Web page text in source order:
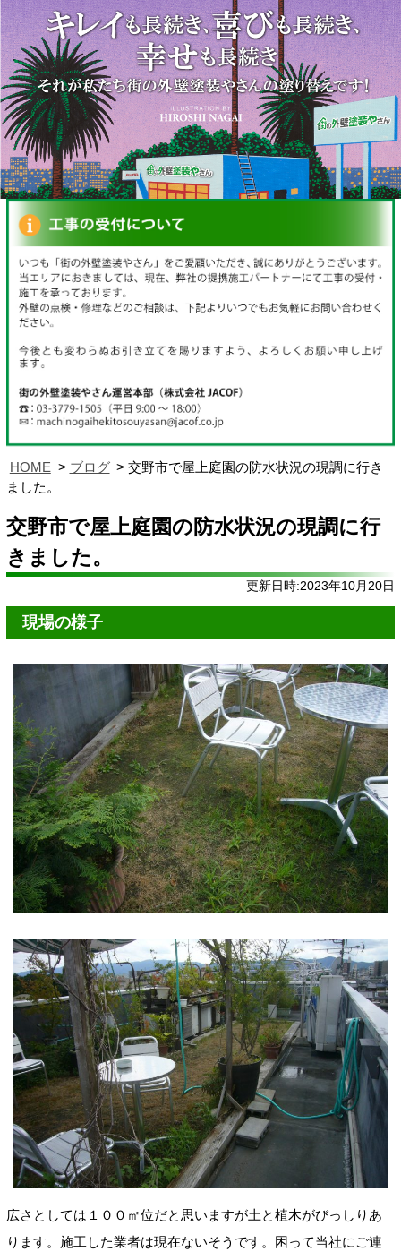
HOME ブログ
交野市で屋上庭園の防水状況の現調に行き
ました。
交野市で屋上庭園の防水状況の現調に行
きました。
更新日時:2023年10月20日
現場の様子
広さとしては１００㎡位だと思いますが土と植木がびっしりあ
ります。施工した業者は現在ないそうです。困って当社にご連